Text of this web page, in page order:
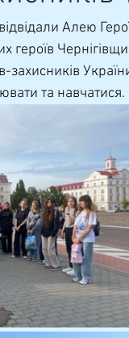
героїв
захисників
та навчатися.